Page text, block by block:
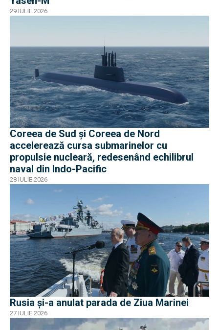
29 IULIE 2026
Coreea de Sud și Coreea de Nord
accelerează cursa submarinelor cu
propulsie nucleară, redesenând echilibrul
naval din Indo-Pacific
28 IULIE 2026
Rusia și-a anulat parada de Ziua Marinei
27 IULIE 2026